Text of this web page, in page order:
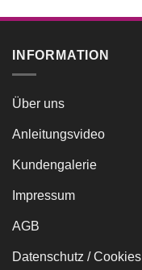
INFORMATION
Über uns
Anleitungsvideo
Kundengalerie
Impressum
AGB
Datenschutz / Cookies